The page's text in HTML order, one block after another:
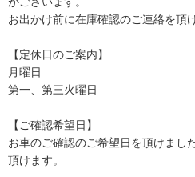
お出かけ前に在庫確認のご連絡を頂
【定休日のご案内】
月曜日
第一、第三火曜日
【ご確認希望日】
お車のご確認のご希望日を頂けまし
頂けます。